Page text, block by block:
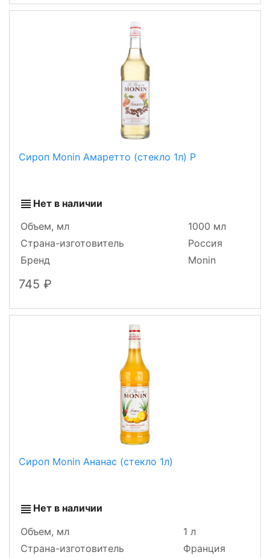
Сироп Monin Амаретто (стекло 1л) Р
Нет в наличии
Объем, мл
1000 мл
Страна-изготовитель
Россия
Бренд
Monin
745
Сироп Monin Ананас (стекло 1л)
Нет в наличии
Объем, мл
1 л
Страна-изготовитель
Франция